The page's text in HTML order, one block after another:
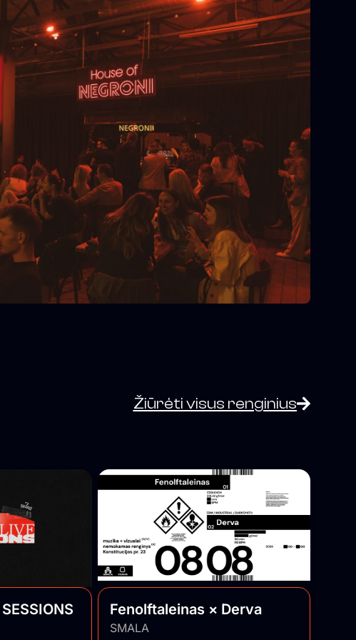
Žiūrėti visus renginius
Fenolftaleinas × Derva
SMALA